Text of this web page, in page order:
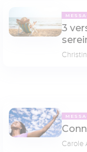
3
Carole